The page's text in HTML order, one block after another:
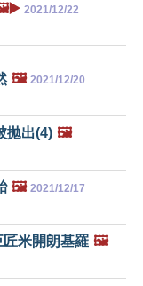
2021/12/22
🖼️ 2021/12/20
拋出(4) 🖼️
🖼️ 2021/12/17
米開朗基羅 🖼️